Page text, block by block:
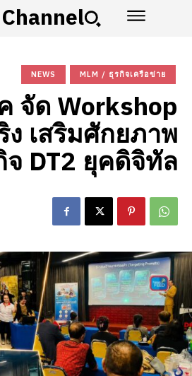
NEWS MLM / ธุรกิจเครือข่าย
จัด Workshop
เสริมศักยภาพ
DT2 ยุคดิจิทัล